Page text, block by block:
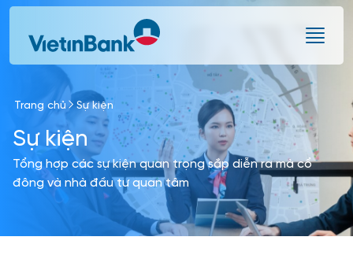
Skip to Main Content
Trang chủ Sự kiện
Sự kiện
Tổng hợp các sự kiện quan trọng sắp diễn ra mà cổ
đông và nhà đầu tư quan tâm